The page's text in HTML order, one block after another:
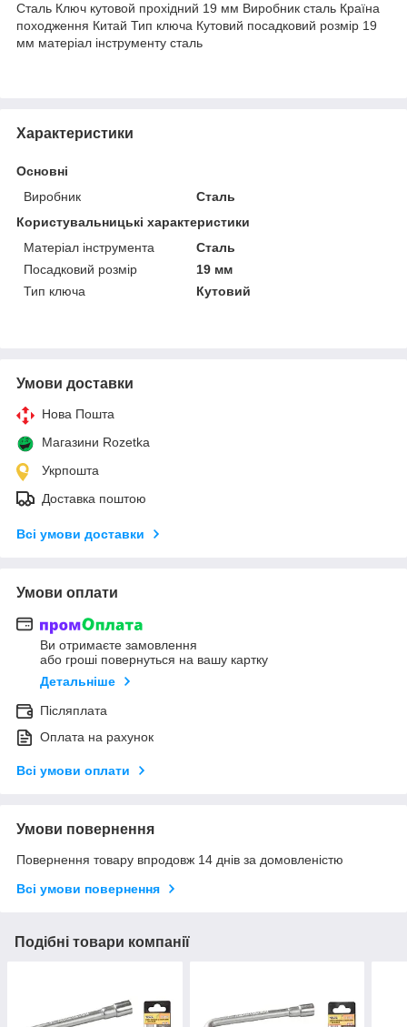
Сталь Ключ кутовой прохідний 19 мм Виробник сталь Країна
походження Китай Тип ключа Кутовий посадковий розмір 19
мм матеріал інструменту сталь
Характеристики
Основні
Виробник
Сталь
Користувальницькі характеристики
Матеріал інструмента
Сталь
Посадковий розмір
19 мм
Тип ключа
Кутовий
Умови доставки
Нова Пошта
Магазини Rozetka
Укрпошта
Доставка поштою
Всі умови доставки
Умови оплати
Ви отримаєте замовлення
або гроші повернуться на вашу картку
Детальніше
Післяплата
Оплата на рахунок
Всі умови оплати
Умови повернення
Повернення товару впродовж 14 днів за домовленістю
Всі умови повернення
Подібні товари компанії